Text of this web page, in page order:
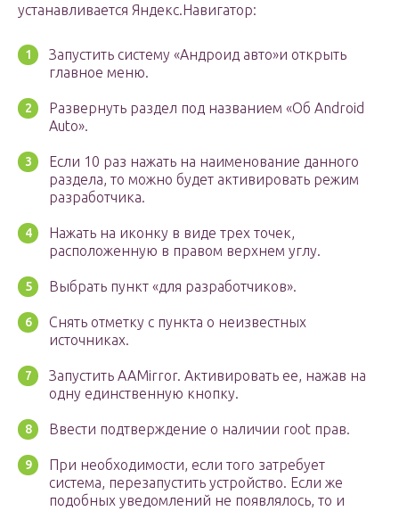
устанавливается Яндекс.Навигатор:
Запустить систему «Андроид авто»и открыть
главное меню.
Развернуть раздел под названием «Об Android
Auto».
Если 10 раз нажать на наименование данного
раздела, то можно будет активировать режим
разработчика.
Нажать на иконку в виде трех точек,
расположенную в правом верхнем углу.
Выбрать пункт «для разработчиков».
Снять отметку с пункта о неизвестных
источниках.
Запустить AAMirror. Активировать ее, нажав на
одну единственную кнопку.
Ввести подтверждение о наличии root прав.
При необходимости, если того затребует
система, перезапустить устройство. Если же
подобных уведомлений не появлялось, то и